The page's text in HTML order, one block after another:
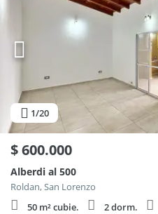
1/20
$600.000
Alberdi al 500
Roldan, San Lorenzo
50 m² cubie.
2 dorm.